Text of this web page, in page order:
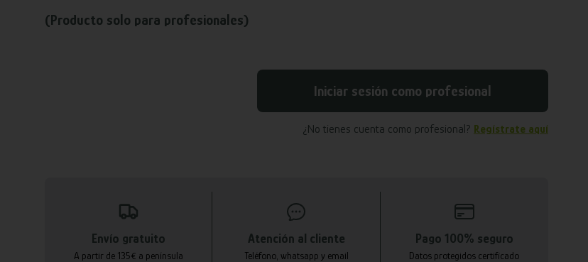
(Producto solo para profesionales)
Iniciar sesión como profesional
¿No tienes cuenta como profesional? Regístrate aquí
Envío gratuito
A partir de 135€ a península
Atención al cliente
Teléfono, whatsapp y email
Pago 100% seguro
Datos protegidos certificado